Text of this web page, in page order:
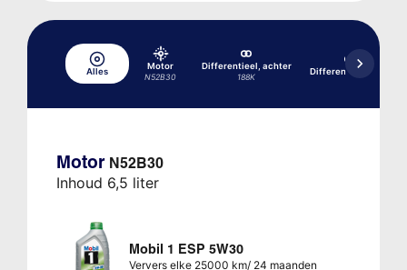
Alles
Motor
N52B30
Differentieel, achter
188K
Differentieel, voor
Motor N52B30
Inhoud 6,5 liter
Mobil 1 ESP 5W30
Ververs elke 25000 km/ 24 maanden